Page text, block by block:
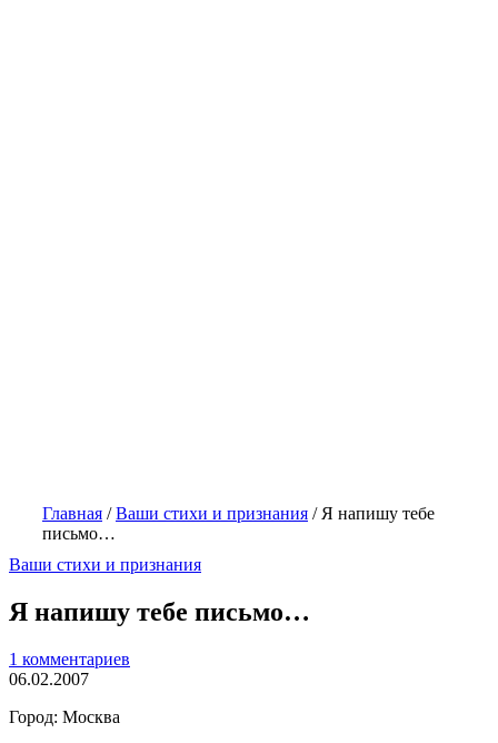
Главная /Ваши стихи и признания / Я напишу тебе
письмо…
Ваши стихи и признания
Я напишу тебе письмо…
1 комментариев
06.02.2007
Город: Москва